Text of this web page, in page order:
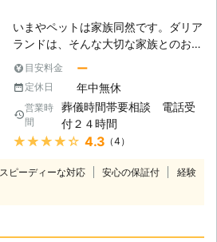
ト火葬をお願いするなら、しっかりと
した知識と技術をもった人にお願いし
たい。 そんなお客様に安心していた
だける、特徴として弊社のスタッフは
動物葬祭ディレクターという資格をも
っています。 この資格試験には、火
葬の安全な作業方法・収骨方法・燃焼
計算・動物火葬場の基本構造といった
ペット火葬に関する知識が問われるの
て、ご相談くださいませ ●完全個別
いまやペットは家族同然です。ダリア
ランドは、そんな大切な家族とのお別
れのお手伝いをさせていただくペット
葬儀の会社です。お亡くなりになった
ペットちゃんのご自宅まで火葬車で伺
い、お別れのセレモニーを行ったあ
と、火葬車にて火葬を行います。ご自
宅でのセレモニーになりますので、心
す。また、できる限りお客様のご要望
目安料金 ー
定休日 年中無休
営業時
間
葬儀時間帯要相談 電話受
付２４時間
★★★★★ 4.3 （4）
スピーディーな対応 安心の保証付
経験